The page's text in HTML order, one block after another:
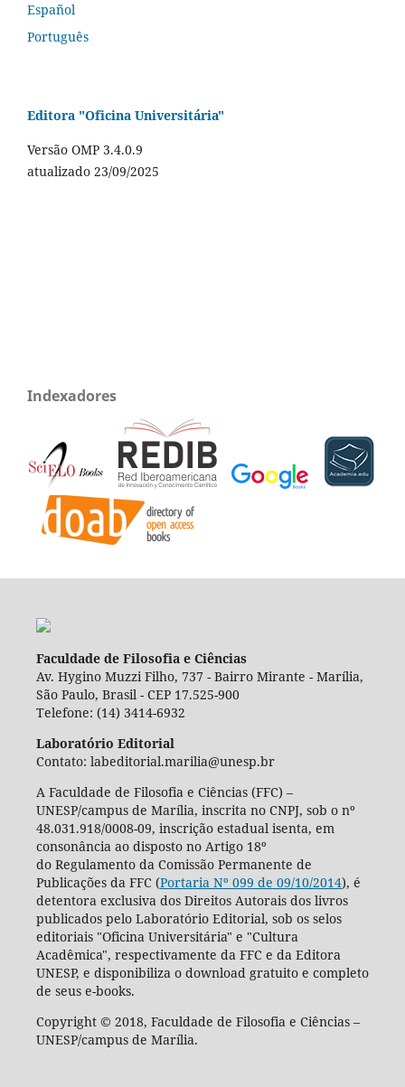
Español
Português
Editora "Oficina Universitária"
Versão OMP 3.4.0.9
atualizado 23/09/2025
Indexadores
Faculdade de Filosofia e Ciências
Av. Hygino Muzzi Filho, 737 - Bairro Mirante - Marília,
São Paulo, Brasil - CEP 17.525-900
Telefone: (14) 3414-6932
Laboratório Editorial
Contato: labeditorial.marilia@unesp.br
A Faculdade de Filosofia e Ciências (FFC) –
UNESP/campus de Marília, inscrita no CNPJ, sob o nº
48.031.918/0008-09, inscrição estadual isenta, em
consonância ao disposto no Artigo 18º
do Regulamento da Comissão Permanente de
Publicações da FFC (Portaria Nº 099 de 09/10/2014), é
detentora exclusiva dos Direitos Autorais dos livros
publicados pelo Laboratório Editorial, sob os selos
editoriais "Oficina Universitária" e "Cultura
Acadêmica", respectivamente da FFC e da Editora
UNESP, e disponibiliza o download gratuito e completo
de seus e-books.
Copyright © 2018, Faculdade de Filosofia e Ciências –
UNESP/campus de Marília.